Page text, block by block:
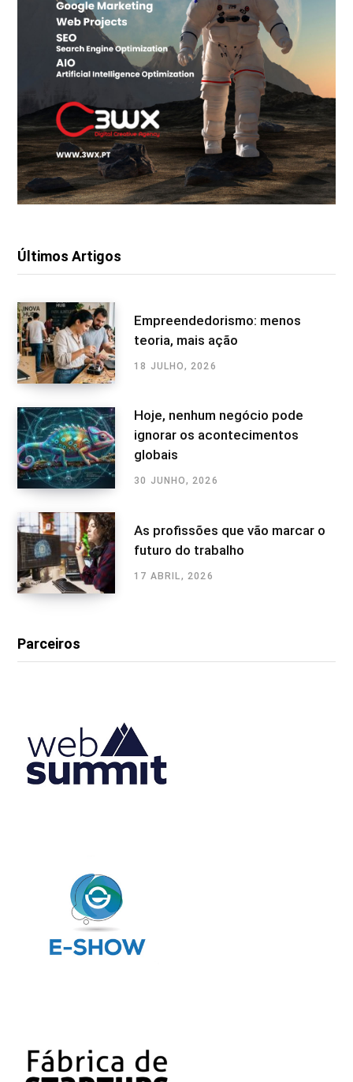
Últimos Artigos
Empreendedorismo: menos
teoria, mais ação
18 JULHO, 2026
Hoje, nenhum negócio pode
ignorar os acontecimentos
globais
30 JUNHO, 2026
As profissões que vão marcar o
futuro do trabalho
17 ABRIL, 2026
Parceiros